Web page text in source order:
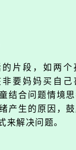
片段，如两个
要妈妈买自己
结合问题情境
产生的原因，
来解决问题。